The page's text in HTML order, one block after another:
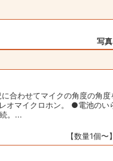
写
合わせてマイクの角度の角度
オマイクロホン。 ●電池のい
。...
【数量1個